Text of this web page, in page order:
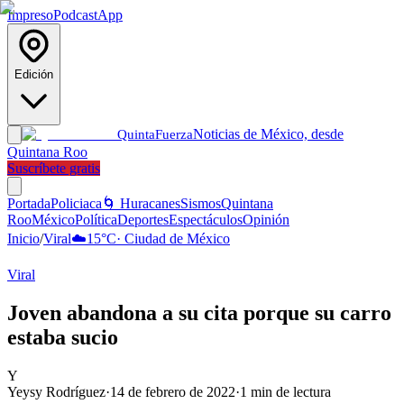
ImpresoPodcastApp
Edición
QuintaFuerzaNoticias de México, desde
Quintana Roo
Suscríbete gratis
PortadaPoliciaca 🌀 HuracanesSismosQuintana
RooMéxicoPolíticaDeportesEspectáculosOpinión
Inicio/Viral☁️15°C· Ciudad de México
Viral
Joven abandona a su cita porque su carro
estaba sucio
Y
Yeysy Rodríguez·14 de febrero de 2022·1 min de lectura